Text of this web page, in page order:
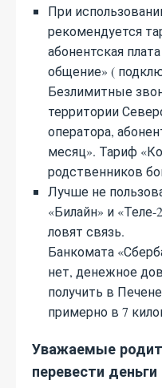
При
рекомендуется
абонентская
общение» (
Безлимитные
территории
оператора,
месяц». Тариф
родственников
Лучше не
«Билайн» и «Теле-
ловят связь.
Банкомата
нет, денежное
получить в
примерно в 7
Уважаемые
перевести